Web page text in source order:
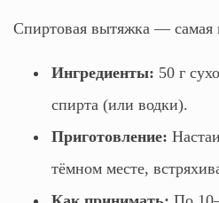
Спиртовая вытяжка —
Ингредиенты: 50 г
спирта (или водки).
Приготовление:
тёмном месте,